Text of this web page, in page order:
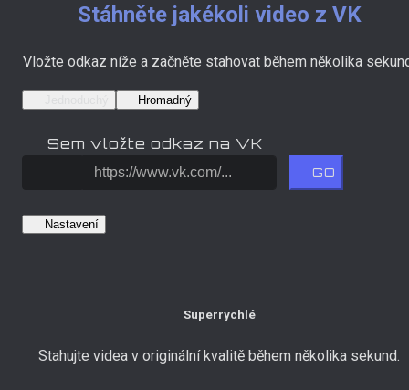
Stáhněte jakékoli video z VK
Vložte odkaz níže a začněte stahovat během několika
Hromadný
Sem vložte odkaz na VK
GO
Nastavení
Superrychlé
Stahujte videa v originální kvalitě během několika sekund.